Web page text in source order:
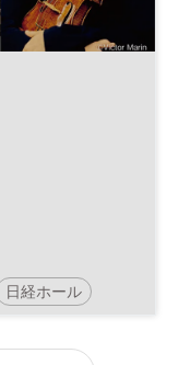
日経ホール